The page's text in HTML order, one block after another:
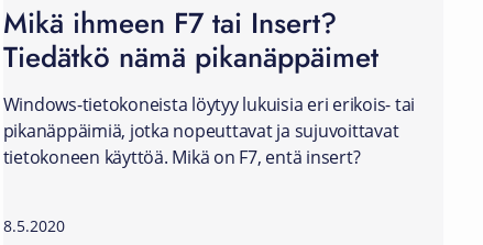
Mikä ihmeen F7 tai Insert?
Tiedätkö nämä pikanäppäimet
Windows-tietokoneista löytyy lukuisia eri erikois- tai
pikanäppäimiä, jotka nopeuttavat ja sujuvoittavat
tietokoneen käyttöä. Mikä on F7, entä insert?
8.5.2020